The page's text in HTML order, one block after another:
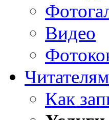
Видео
Читателям
Как